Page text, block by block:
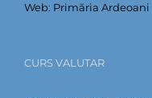
Web: Primăria Ardeoani
CURS VALUTAR